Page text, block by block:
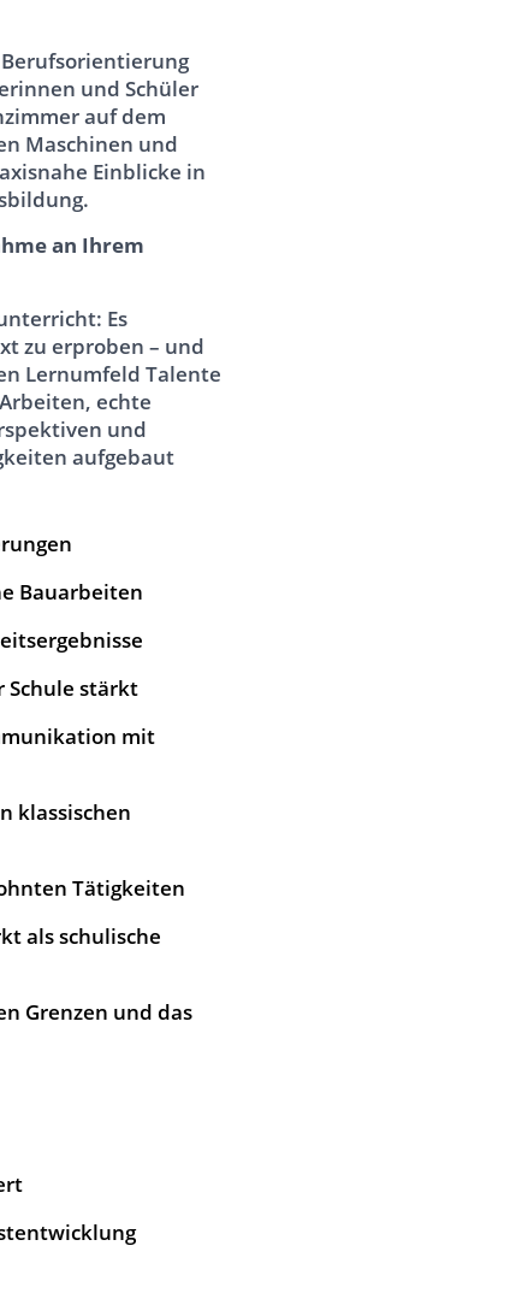
Berufsorientierung
und Schüler
auf dem
Maschinen und
Einblicke in
an Ihrem
Es
zu erproben – und
Lernumfeld Talente
echte
und
aufgebaut
Bauarbeiten
Schule stärkt
mit
klassischen
Tätigkeiten
als schulische
Grenzen und das